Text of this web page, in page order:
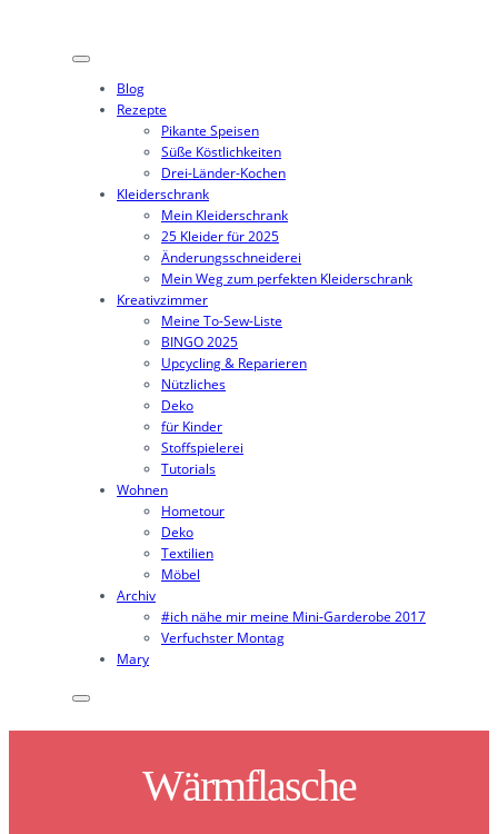
Blog
Rezepte
Pikante Speisen
Süße Köstlichkeiten
Drei-Länder-Kochen
Kleiderschrank
Mein Kleiderschrank
25 Kleider für 2025
Änderungsschneiderei
Mein Weg zum perfekten Kleiderschrank
Kreativzimmer
Meine To-Sew-Liste
BINGO 2025
Upcycling & Reparieren
Nützliches
Deko
für Kinder
Stoffspielerei
Tutorials
Wohnen
Hometour
Deko
Textilien
Möbel
Archiv
#ich nähe mir meine Mini-Garderobe 2017
Verfuchster Montag
Mary
Wärmflasche